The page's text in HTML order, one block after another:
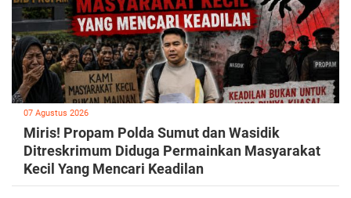
07 Agustus 2026
Miris! Propam Polda Sumut dan Wasidik
Ditreskrimum Diduga Permainkan Masyarakat
Kecil Yang Mencari Keadilan